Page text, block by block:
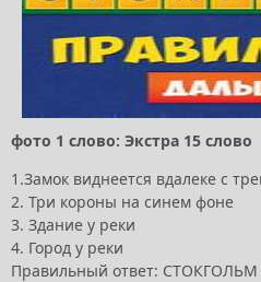
фото 1 слово: Экстра 15 слово
1.Замок виднеется вдалеке с
2. Три короны на синем фоне
3. Здание у реки
4. Город у реки
Правильный ответ: СТОКГОЛЬМ